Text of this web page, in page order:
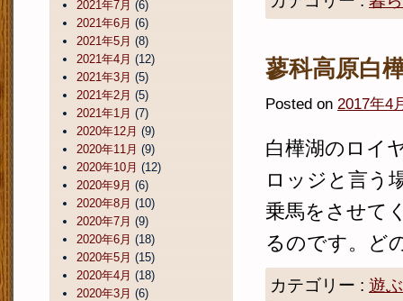
蓼科高原白
Posted on 2017年4
白樺湖のロイ
ロッジと言う
乗馬をさせて
るのです。ど
カテゴリー : 遊ぶ
2021年7月 (6)
2021年6月 (6)
2021年5月 (8)
2021年4月 (12)
2021年3月 (5)
2021年2月 (5)
2021年1月 (7)
2020年12月 (9)
2020年11月 (9)
2020年10月 (12)
2020年9月 (6)
2020年8月 (10)
2020年7月 (9)
2020年6月 (18)
2020年5月 (15)
2020年4月 (18)
2020年3月 (6)